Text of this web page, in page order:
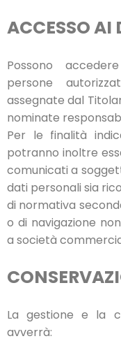
ACCESSO AI
Possono
persone
assegnate dal
nominate
Per le finalità
potranno inoltre
comunicati a
dati personali sia
di normativa
o di navigazione
a società
La gestione e la
avverrà: